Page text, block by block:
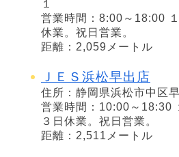
１
営業時間：8:00～18:00
休業。祝日営業。
距離：2,059メートル
ＪＥＳ浜松早出店
住所：静岡県浜松市中区
営業時間：10:00～18:30
３日休業。祝日営業。
距離：2,511メートル